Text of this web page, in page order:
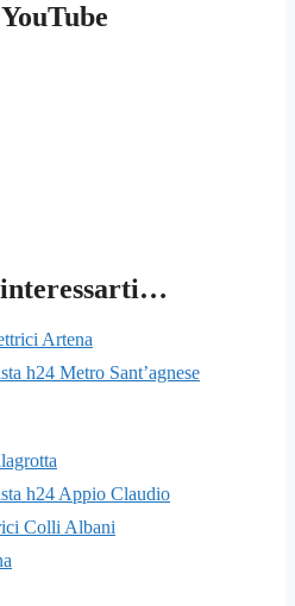
interessarti…
Artena
h24 Metro Sant’agnese
h24 Appio Claudio
Colli Albani